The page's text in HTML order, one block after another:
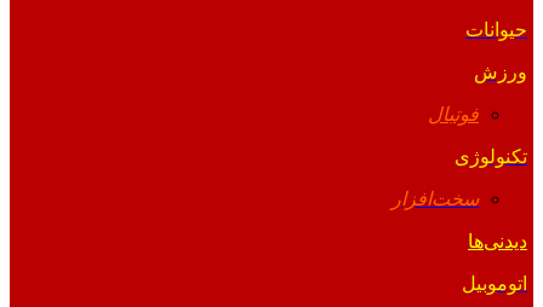
حیوانات
ورزش
فوتبال
تکنولوژی
سخت‌افزار
دیدنی‌ها
اتوموبیل